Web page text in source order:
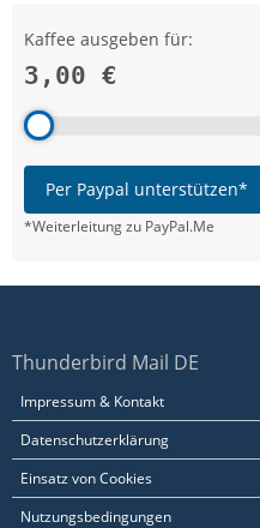
Kaffee ausgeben für:
3,00 €
Per Paypal unterstützen*
*Weiterleitung zu PayPal.Me
Thunderbird Mail DE
Impressum & Kontakt
Datenschutzerklärung
Einsatz von Cookies
Nutzungsbedingungen